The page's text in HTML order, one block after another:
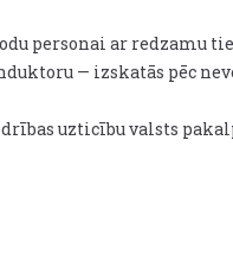
personai ar redzamu
— izskatās pēc
uzticību valsts